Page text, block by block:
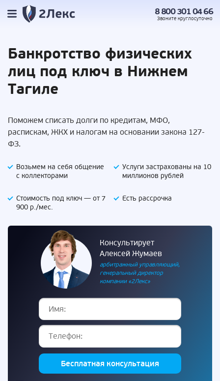
8 800 301 04 66
Звоните круглосуточно
Банкротство физических
лиц под ключ в Нижнем
Тагиле
Поможем списать долги по кредитам, МФО,
распискам, ЖКХ и налогам на основании закона 127-
ФЗ.
Возьмем на себя общение
с коллекторами
Услуги застрахованы на 10
миллионов рублей
Стоимость под ключ — от 7
900 р./мес.
Есть рассрочка
Консультирует
Алексей Жумаев
арбитражный управляющий,
генеральный директор
компании «2Лекс»
Бесплатная консультация